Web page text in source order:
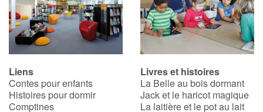
Accueil
Famille
Écoles
Médiathèques
Liens
Contes pour enfants
Histoires pour dormir
Comptines
Livres et histoires
La Belle au bois dormant
Jack et le haricot magique
La laitière et le pot au lait